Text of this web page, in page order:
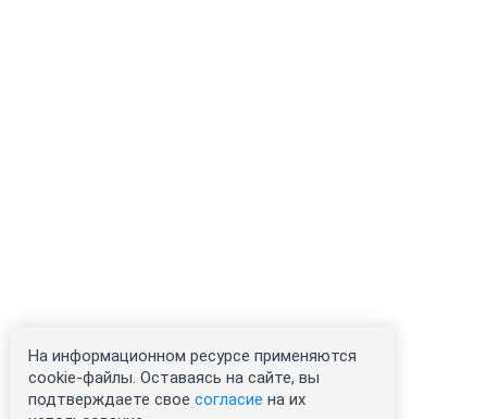
На информационном ресурсе применяются
cookie-файлы. Оставаясь на сайте, вы
подтверждаете свое согласие на их